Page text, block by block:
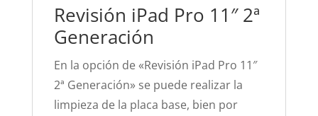
Revisión iPad Pro 11″ 2ª
Generación
En la opción de «Revisión iPad Pro 11″
2ª Generación» se puede realizar la
limpieza de la placa base, bien por